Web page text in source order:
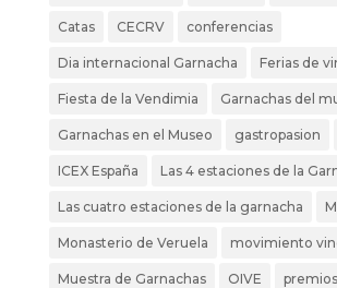
Catas CECRV conferencias
Dia internacional Garnacha Ferias de
Fiesta de la Vendimia Garnachas del
Garnachas en el Museo gastropasion
ICEX España Las 4 estaciones de la
Las cuatro estaciones de la garnacha
Monasterio de Veruela movimiento
Muestra de Garnachas OIVE premios